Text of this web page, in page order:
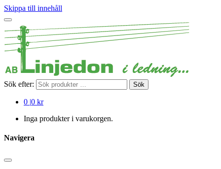
Skippa till innehåll
Sök efter: Sök
0 |0 kr
Inga produkter i varukorgen.
Navigera